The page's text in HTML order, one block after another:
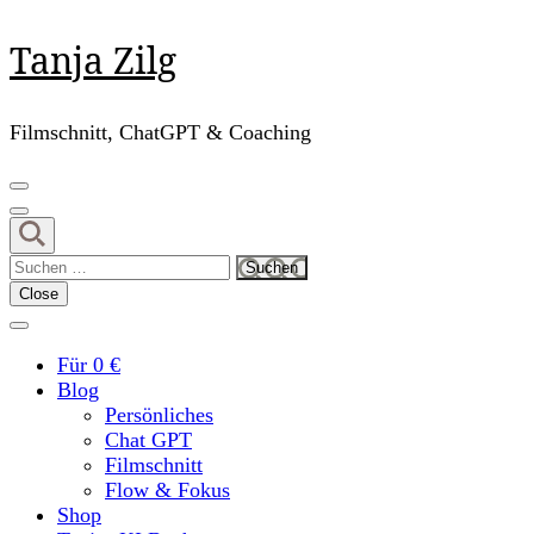
Skip
to
(Press
Enter)
Tanja Zilg
Filmschnitt, ChatGPT & Coaching
Suchen
nach:
Close
Für 0 €
Blog
Persönliches
Chat GPT
Filmschnitt
Flow & Fokus
Shop